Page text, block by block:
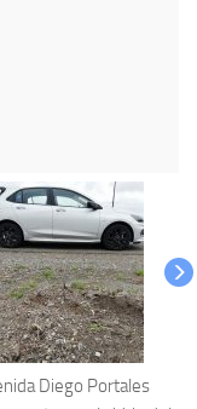
Diego Portales